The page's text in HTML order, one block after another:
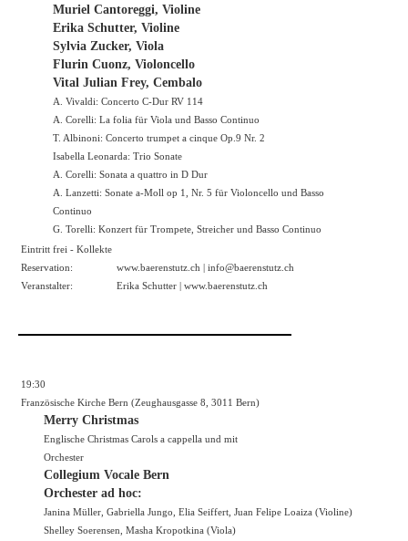
Muriel Cantoreggi, Violine
Erika Schutter, Violine
Sylvia Zucker, Viola
Flurin Cuonz, Violoncello
Vital Julian Frey, Cembalo
A. Vivaldi: Concerto C-Dur RV 114
A. Corelli: La folia für Viola und Basso Continuo
T. Albinoni: Concerto trumpet a cinque Op.9 Nr. 2
Isabella Leonarda: Trio Sonate
A. Corelli: Sonata a quattro in D Dur
A. Lanzetti: Sonate a-Moll op 1, Nr. 5 für Violoncello und Basso
Continuo
G. Torelli: Konzert für Trompete, Streicher und Basso Continuo
Eintritt frei - Kollekte
Reservation:
www.baerenstutz.ch | info@baerenstutz.ch
Veranstalter:
Erika Schutter | www.baerenstutz.ch
19:30
Französische Kirche Bern (Zeughausgasse 8, 3011 Bern)
Merry Christmas
Englische Christmas Carols a cappella und mit
Orchester
Collegium Vocale Bern
Orchester ad hoc:
Janina Müller, Gabriella Jungo, Elia Seiffert, Juan Felipe Loaiza (Violine)
Shelley Soerensen, Masha Kropotkina (Viola)